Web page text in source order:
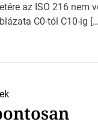
az ISO 216 nem
C0-tól C10-ig